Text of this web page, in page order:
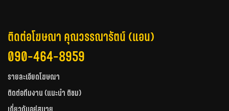
ติดต่อโฆษณา คุณวรรณารัตน์ (แอน)
090-464-8959
รายละเอียดโฆษณา
ติดต่อทีมงาน (แนะนำ ติชม)